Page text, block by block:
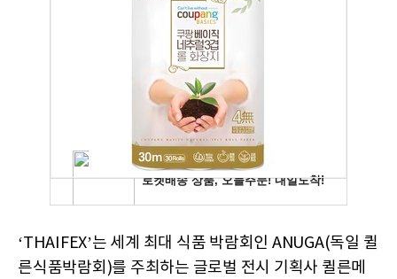
‘THAIFEX’는 세계 최대 식품 박람회인 ANUGA(독일 퀼
른식품박람회)를 주최하는 글로벌 전시 기획사 퀼른메